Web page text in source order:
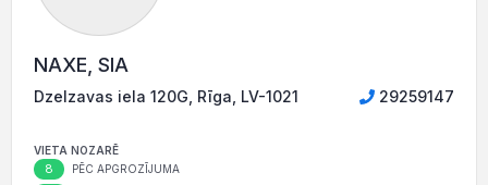
NAXE, SIA
Dzelzavas iela 120G, Rīga, LV-1021 29259147
VIETA NOZARĒ
8 PĒC APGROZĪJUMA